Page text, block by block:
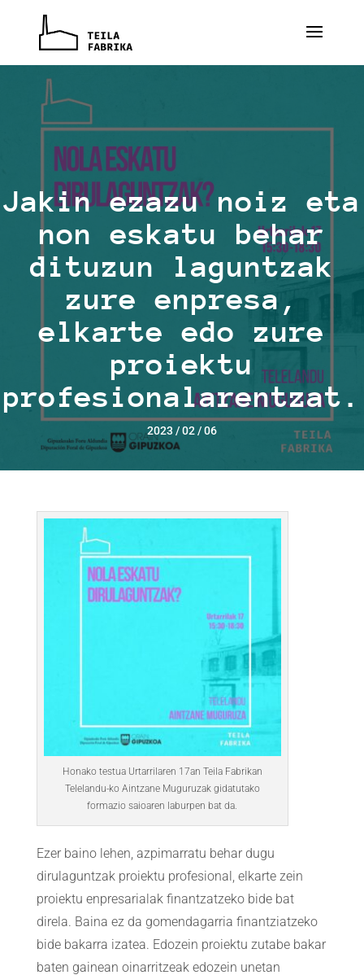
Jakin ezazu noiz eta
non eskatu behar
dituzun laguntzak
zure enpresa,
elkarte edo zure
proiektu
profesionalarentzat.
2023 / 02 / 06
Honako testua Urtarrilaren 17an Teila Fabrikan
Telelandu-ko Aintzane Muguruzak gidatutako
formazio saioaren laburpen bat da.
Ezer baino lehen, azpimarratu behar dugu
dirulaguntzak proiektu profesional, elkarte zein
proiektu enpresarialak finantzatzeko bide bat
direla. Baina ez da gomendagarria finantziatzeko
bide bakarra izatea. Edozein proiektu zutabe bakar
baten gainean oinarritzeak edozein unetan